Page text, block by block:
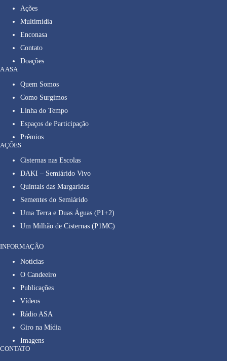
Ações
Multimídia
Enconasa
Contato
Doações
A ASA
Quem Somos
Como Surgimos
Linha do Tempo
Espaços de Participação
Prêmios
AÇÕES
Cisternas nas Escolas
DAKI – Semiárido Vivo
Quintais das Margaridas
Sementes do Semiárido
Uma Terra e Duas Águas (P1+2)
Um Milhão de Cisternas (P1MC)
INFORMAÇÃO
Notícias
O Candeeiro
Publicações
Vídeos
Rádio ASA
Giro na Mídia
Imagens
CONTATO